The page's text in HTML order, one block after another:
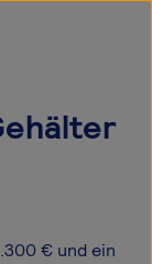
€ und ein